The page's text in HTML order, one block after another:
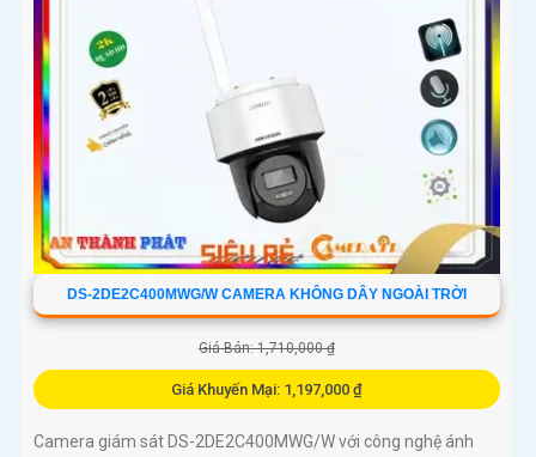
DS-2DE2C400MWG/W CAMERA KHÔNG DÂY NGOÀI TRỜI
Giá Bán: 1,710,000 ₫
Giá Khuyến Mại: 1,197,000 ₫
Camera giám sát DS-2DE2C400MWG/W với công nghệ ánh